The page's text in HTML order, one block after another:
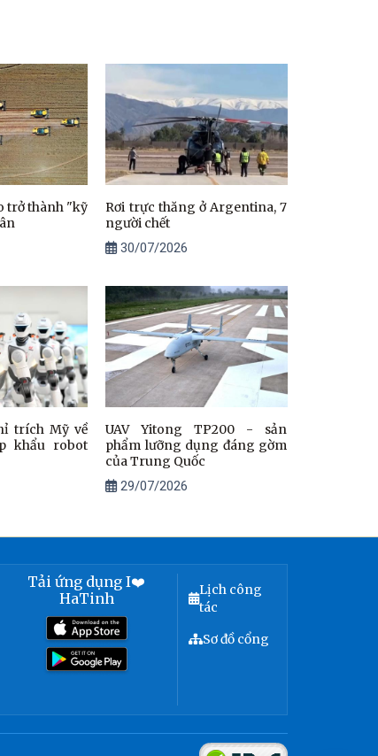
trở thành "kỹ
Rơi trực thăng ở Argentina, 7
người chết
30/07/2026
trích Mỹ về
khẩu robot
UAV Yitong TP200 - sản
phẩm lưỡng dụng đáng gờm
của Trung Quốc
29/07/2026
Tải ứng dụng I❤️
HaTinh
Lịch công
tác
Sơ đồ cổng